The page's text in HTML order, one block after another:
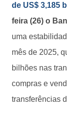
de US$ 3,185
feira (26) o
uma
mês de 2025,
bilhões nas
compras e
transferências